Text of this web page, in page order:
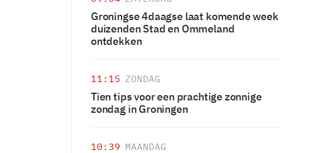
Groningse 4daagse laat komende week
duizenden Stad en Ommeland
ontdekken
11:15 ZONDAG
Tien tips voor een prachtige zonnige
zondag in Groningen
10:39 MAANDAG